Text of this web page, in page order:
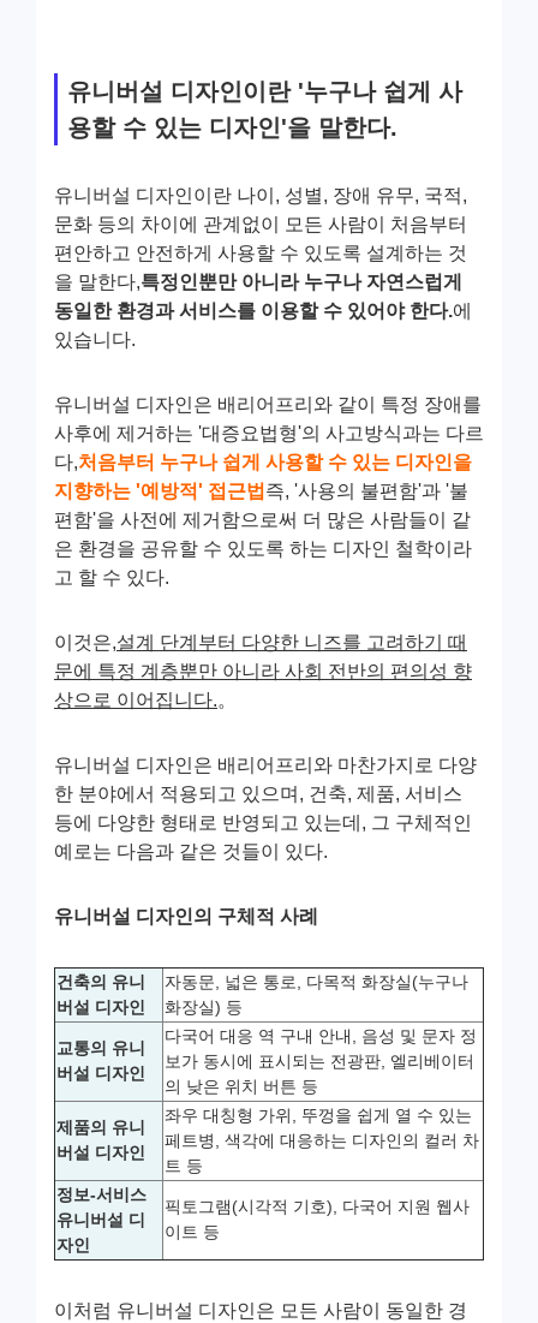
유니버설 디자인이란 '누구나 쉽게 사
용할 수 있는 디자인'을 말한다.
유니버설 디자인이란 나이, 성별, 장애 유무, 국적,
문화 등의 차이에 관계없이 모든 사람이 처음부터
편안하고 안전하게 사용할 수 있도록 설계하는 것
을 말한다,특정인뿐만 아니라 누구나 자연스럽게
동일한 환경과 서비스를 이용할 수 있어야 한다.에
있습니다.
유니버설 디자인은 배리어프리와 같이 특정 장애를
사후에 제거하는 '대증요법형'의 사고방식과는 다르
다,처음부터 누구나 쉽게 사용할 수 있는 디자인을
지향하는 '예방적' 접근법 즉, '사용의 불편함'과 '불
편함'을 사전에 제거함으로써 더 많은 사람들이 같
은 환경을 공유할 수 있도록 하는 디자인 철학이라
고 할 수 있다.
이것은,설계 단계부터 다양한 니즈를 고려하기 때
문에 특정 계층뿐만 아니라 사회 전반의 편의성 향
상으로 이어집니다.。
유니버설 디자인은 배리어프리와 마찬가지로 다양
한 분야에서 적용되고 있으며, 건축, 제품, 서비스
등에 다양한 형태로 반영되고 있는데, 그 구체적인
예로는 다음과 같은 것들이 있다.
유니버설 디자인의 구체적 사례
건축의 유니
버설 디자인
자동문, 넓은 통로, 다목적 화장실(누구나
화장실) 등
교통의 유니
버설 디자인
다국어 대응 역 구내 안내, 음성 및 문자 정
보가 동시에 표시되는 전광판, 엘리베이터
의 낮은 위치 버튼 등
제품의 유니
버설 디자인
좌우 대칭형 가위, 뚜껑을 쉽게 열 수 있는
페트병, 색각에 대응하는 디자인의 컬러 차
트 등
정보-서비스
유니버설 디
자인
픽토그램(시각적 기호), 다국어 지원 웹사
이트 등
이처럼 유니버설 디자인은 모든 사람이 동일한 경